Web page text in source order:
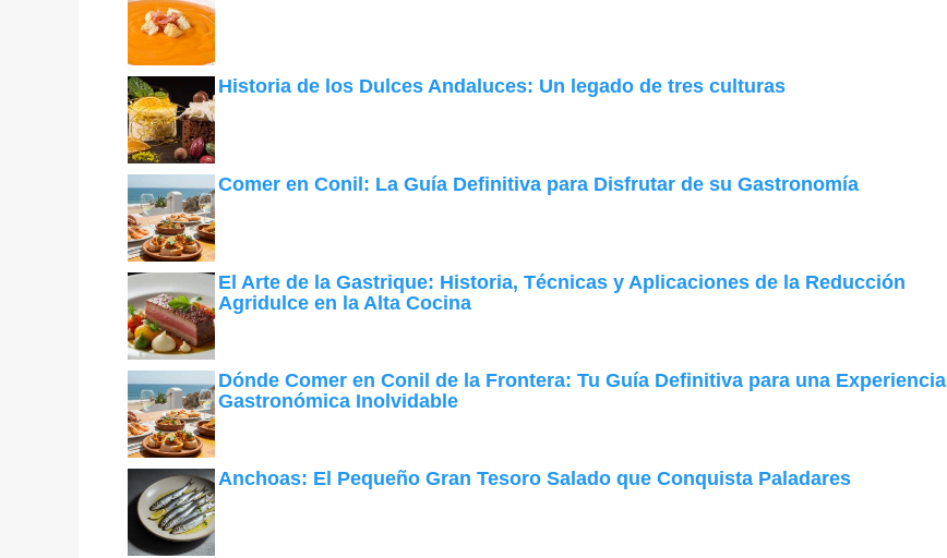
Historia de los Dulces Andaluces: Un legado de tres culturas
Comer en Conil: La Guía Definitiva para Disfrutar de su Gastronomía
El Arte de la Gastrique: Historia, Técnicas y Aplicaciones de la Reducción
Agridulce en la Alta Cocina
Dónde Comer en Conil de la Frontera: Tu Guía Definitiva para una Experiencia
Gastronómica Inolvidable
Anchoas: El Pequeño Gran Tesoro Salado que Conquista Paladares